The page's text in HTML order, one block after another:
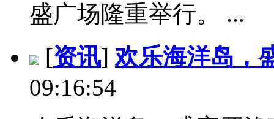
盛广场隆重举行。 ...
[资讯] 欢乐海洋岛，
09:16:54